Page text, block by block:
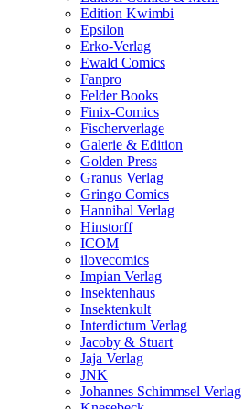
Edition Kwimbi
Epsilon
Erko-Verlag
Ewald Comics
Fanpro
Felder Books
Finix-Comics
Fischerverlage
Galerie & Edition
Golden Press
Granus Verlag
Gringo Comics
Hannibal Verlag
Hinstorff
ICOM
ilovecomics
Impian Verlag
Insektenhaus
Insektenkult
Interdictum Verlag
Jacoby & Stuart
Jaja Verlag
JNK
Johannes Schimmsel Verlag